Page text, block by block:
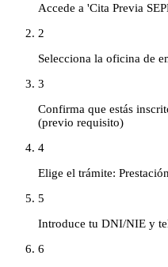
Accede a 'Cita Previa
2
Selecciona la oficina de
3
Confirma que estás
(previo requisito)
4
Elige el trámite:
5
Introduce tu DNI/NIE y
6